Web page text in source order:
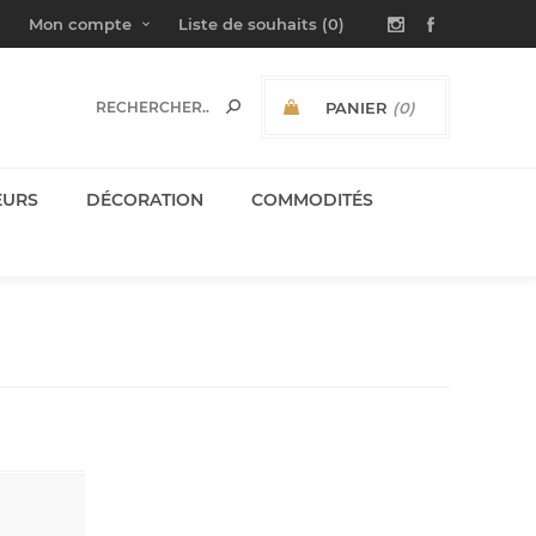
Mon compte Liste de souhaits (0)
PANIER (0)
DÉCORATION COMMODITÉS